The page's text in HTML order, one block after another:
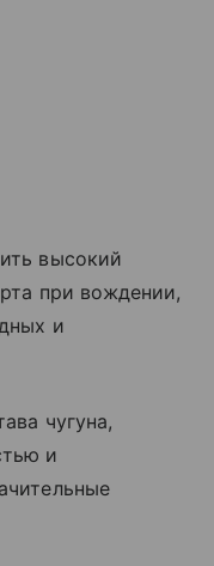
высокий
при вождении,
и
чугуна,
и